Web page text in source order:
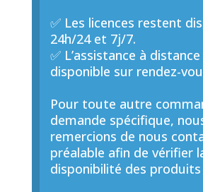
✅ Les licences restent
24h/24 et 7j/7.
✅ L’assistance à
disponible sur rendez-
Pour toute autre
demande spécifique,
remercions de nous
préalable afin de vérifier
disponibilité des produits